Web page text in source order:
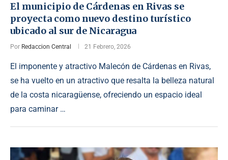
El municipio de Cárdenas en Rivas se
proyecta como nuevo destino turístico
ubicado al sur de Nicaragua
Por Redaccion Central 21 Febrero, 2026
El imponente y atractivo Malecón de Cárdenas en Rivas,
se ha vuelto en un atractivo que resalta la belleza natural
de la costa nicaragüense, ofreciendo un espacio ideal
para caminar …